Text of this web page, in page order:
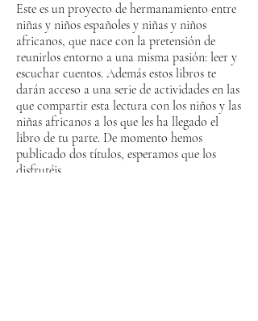
Este es un proyecto de hermanamiento entre
niñas y niños españoles y niñas y niños
africanos, que nace con la pretensión de
reunirlos entorno a una misma pasión: leer y
escuchar cuentos. Además estos libros te
darán acceso a una serie de actividades en las
que compartir esta lectura con los niños y las
niñas africanos a los que les ha llegado el
libro de tu parte. De momento hemos
publicado dos títulos, esperamos que los
disfrutéis.